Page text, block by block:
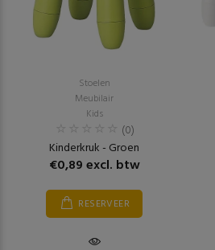
Stoelen
Meubilair
Kids
(0)
Kinderkruk - Groen
€0,89 excl. btw
RESERVEER